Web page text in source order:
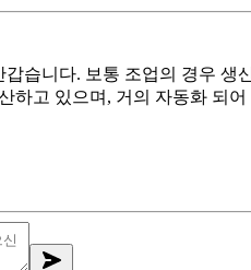
갑습니다. 보통 조업의 경우
하고 있으며, 거의 자동화 되